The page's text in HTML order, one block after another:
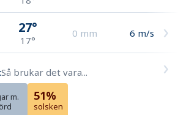
27°
17°
0 mm 6 m/s
Så brukar det vara...
m.
51%
solsken